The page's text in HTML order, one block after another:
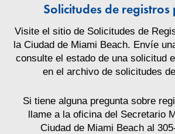
Solicitudes de registros
Visite el sitio de Solicitudes de
la Ciudad de Miami Beach. Envíe
consulte el estado de una solicitud
en el archivo de solicitudes
Si tiene alguna pregunta sobre
llame a la oficina del Secretario
Ciudad de Miami Beach al